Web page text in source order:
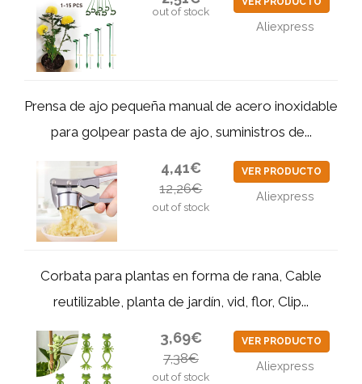
out of stock
Aliexpress
Prensa de ajo pequeña manual de acero inoxidable
para golpear pasta de ajo, suministros de...
4,41€
12,26€
out of stock
VER PRODUCTO
Aliexpress
Corbata para plantas en forma de rana, Cable
reutilizable, planta de jardín, vid, flor, Clip...
3,69€
7,38€
out of stock
VER PRODUCTO
Aliexpress